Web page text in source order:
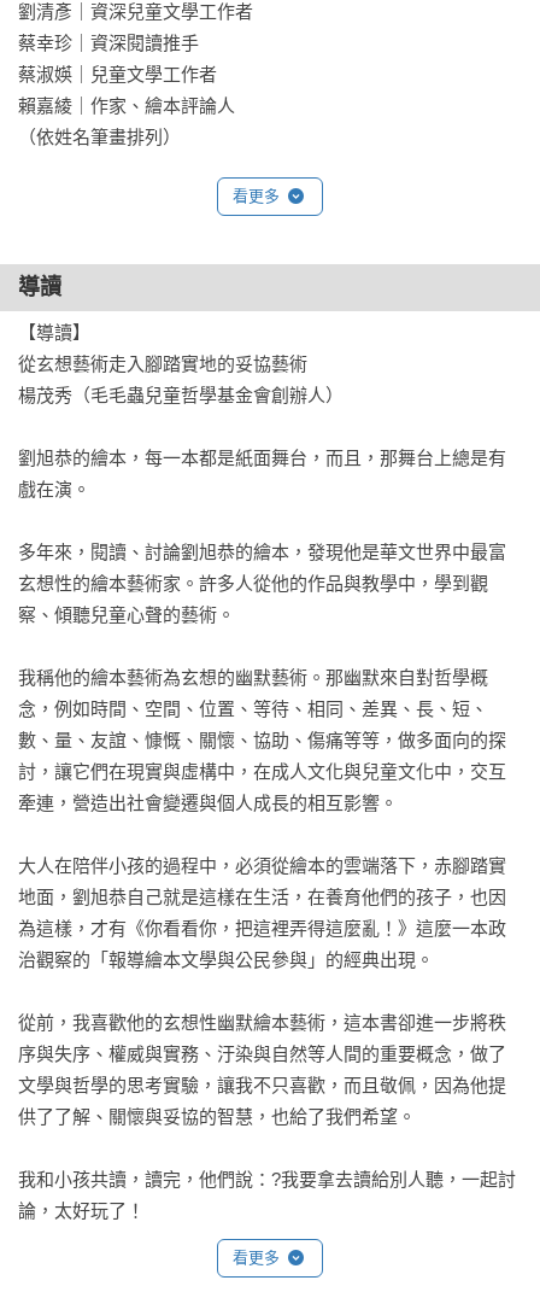
劉清彥｜資深兒童文學工作者
蔡幸珍｜資深閱讀推手
蔡淑媖｜兒童文學工作者
賴嘉綾｜作家、繪本評論人
（依姓名筆畫排列）
學習領域：語文-國語、社會、藝術
議　　題：環境、閱讀素養
看更多
導讀
【導讀】
從玄想藝術走入腳踏實地的妥協藝術
楊茂秀（毛毛蟲兒童哲學基金會創辦人）
劉旭恭的繪本，每一本都是紙面舞台，而且，那舞台上總是有
戲在演。
多年來，閱讀、討論劉旭恭的繪本，發現他是華文世界中最富
玄想性的繪本藝術家。許多人從他的作品與教學中，學到觀
察、傾聽兒童心聲的藝術。
我稱他的繪本藝術為玄想的幽默藝術。那幽默來自對哲學概
念，例如時間、空間、位置、等待、相同、差異、長、短、
數、量、友誼、慷慨、關懷、協助、傷痛等等，做多面向的探
討，讓它們在現實與虛構中，在成人文化與兒童文化中，交互
牽連，營造出社會變遷與個人成長的相互影響。
大人在陪伴小孩的過程中，必須從繪本的雲端落下，赤腳踏實
地面，劉旭恭自己就是這樣在生活，在養育他們的孩子，也因
為這樣，才有《你看看你，把這裡弄得這麼亂！》這麼一本政
治觀察的「報導繪本文學與公民參與」的經典出現。
從前，我喜歡他的玄想性幽默繪本藝術，這本書卻進一步將秩
序與失序、權威與實務、汙染與自然等人間的重要概念，做了
文學與哲學的思考實驗，讓我不只喜歡，而且敬佩，因為他提
供了了解、關懷與妥協的智慧，也給了我們希望。
我和小孩共讀，讀完，他們說：?我要拿去讀給別人聽，一起討
論，太好玩了！
看更多